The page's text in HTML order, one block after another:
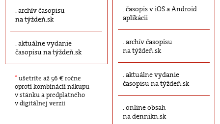
archív časopisu
na týždeň.sk
aktuálne vydanie
časopisu na týždeň.sk
* ušetríte až 56 € ročne
oproti kombinácii nákupu
v stánku a predplatného
v digitálnej verzii
časopis v iOS a Android
aplikácii
archív časopisu
na týždeň.sk
aktuálne vydanie
časopisu na týždeň.sk
online obsah
na dennikn.sk